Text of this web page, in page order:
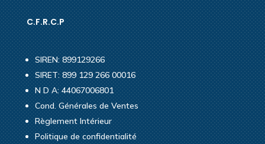
C.F.R.C.P
SIREN: 899129266
SIRET: 899 129 266 00016
N D A: 44067006801
Cond. Générales de Ventes
Règlement Intérieur
Politique de confidentialité